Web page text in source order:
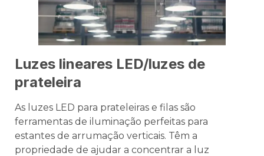
Luzes lineares LED/luzes de
prateleira
As luzes LED para prateleiras e filas são
ferramentas de iluminação perfeitas para
estantes de arrumação verticais. Têm a
propriedade de ajudar a concentrar a luz